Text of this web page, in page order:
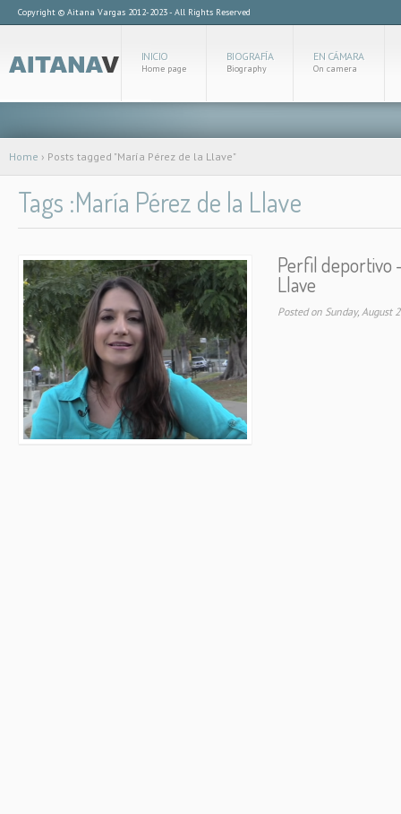
Copyright © Aitana Vargas 2012-2023 - All Rights Reserved
INICIO
Home page
BIOGRAFÍA
Biography
EN CÁMARA
On camera
Home › Posts tagged "María Pérez de la Llave"
Tags :María Pérez de la Llave
Perfil deportivo
Llave
Posted on Sunday,